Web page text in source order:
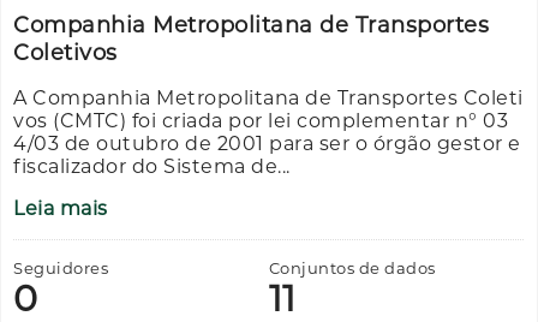
Companhia Metropolitana de Transportes
Coletivos
A Companhia Metropolitana de Transportes Coleti
vos (CMTC) foi criada por lei complementar n° 03
4/03 de outubro de 2001 para ser o órgão gestor e
fiscalizador do Sistema de...
Leia mais
Seguidores
0
Conjuntos de dados
11